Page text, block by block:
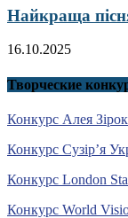
Найкраща
16.10.2025
Творческие
Конкурс Алея
Конкурс Сузір’я
Конкурс London
Конкурс World